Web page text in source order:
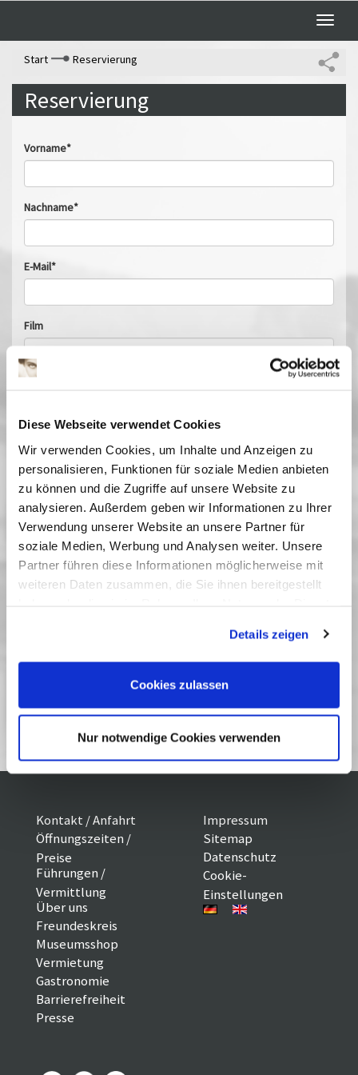
Diese Webseite verwendet Cookies
Wir verwenden Cookies, um Inhalte und Anzeigen zu
personalisieren, Funktionen für soziale Medien anbieten
zu können und die Zugriffe auf unsere Website zu
analysieren. Außerdem geben wir Informationen zu Ihrer
Verwendung unserer Website an unsere Partner für
soziale Medien, Werbung und Analysen weiter. Unsere
Partner führen diese Informationen möglicherweise mit
weiteren Daten zusammen, die Sie ihnen bereitgestellt
Cookies, wenn Sie unsere Webseite weiterhin nutzen.
Details zeigen
Cookies zulassen
Nur notwendige Cookies verwenden
Toggle
Start
Reservierung
Reservierung
Vorname*
Nachname*
E-Mail*
Film
Anzahl*
Kinoprogramm abonnieren?
Sicherheitscode
Reservieren
Kontakt / Anfahrt
Öffnungszeiten /
Preise
Führungen /
Vermittlung
Über uns
Freundeskreis
Museumsshop
Vermietung
Gastronomie
Barrierefreiheit
Presse
Impressum
Sitemap
Datenschutz
Cookie-
Einstellungen